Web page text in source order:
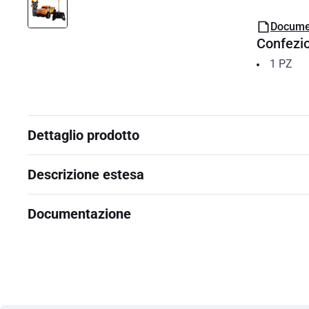
1 PZ
Dettaglio prodotto
Descrizione estesa
Documentazione